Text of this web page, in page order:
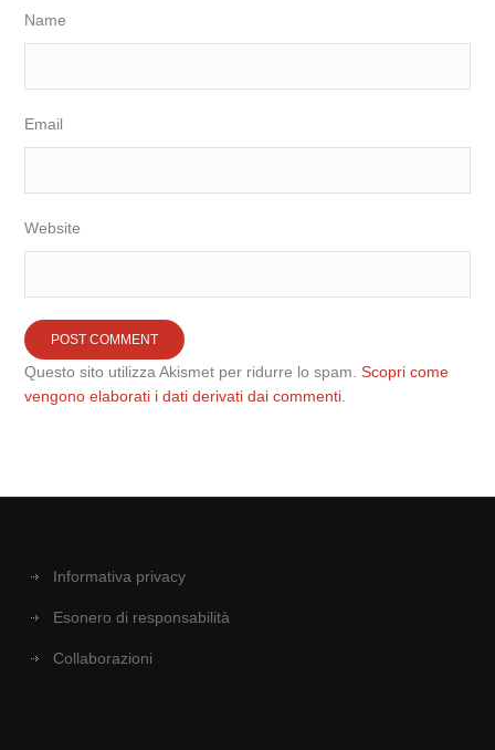
Name
Email
Website
Questo sito utilizza Akismet per ridurre lo spam.Scopri come
vengono elaborati i dati derivati dai commenti
Informativa privacy
Esonero di responsabilità
Collaborazioni